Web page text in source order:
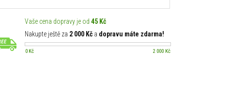
Vaše cena dopravy je od 45 Kč
Nakupte ještě za 2 000 Kča dopravu máte zdarma!
0 Kč 2 000 Kč